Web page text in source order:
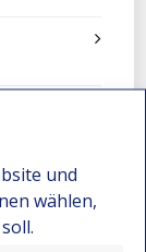
und
wählen,